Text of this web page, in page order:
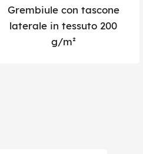
Grembiule con tascone
laterale in tessuto 200
g/m²